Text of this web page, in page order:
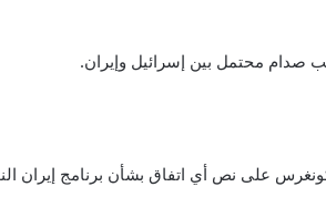
صدام محتمل بين إسرائيل وإيران.
على نص أي اتفاق بشأن برنامج إيران